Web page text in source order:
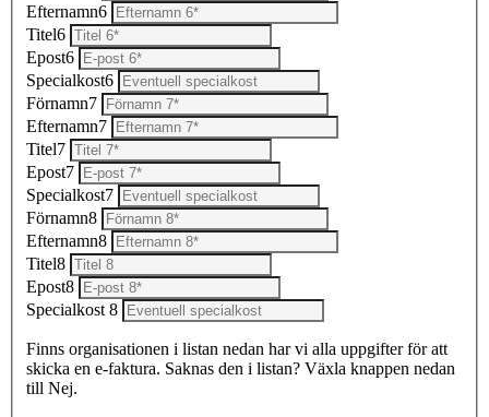
Efternamn6
Titel6
Epost6
Specialkost6
Förnamn7
Efternamn7
Titel7
Epost7
Specialkost7
Förnamn8
Efternamn8
Titel8
Epost8
Specialkost 8
Finns organisationen i listan nedan har vi alla uppgifter för att
skicka en e-faktura. Saknas den i listan? Växla knappen nedan
till Nej.